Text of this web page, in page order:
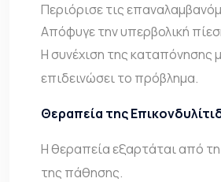
Περιόρισε τις
Απόφυγε την υπερβολική
Η συνέχιση της καταπόνησης
επιδεινώσει το πρόβλημα.
Θεραπεία της
Η θεραπεία εξαρτάται από
της πάθησης.